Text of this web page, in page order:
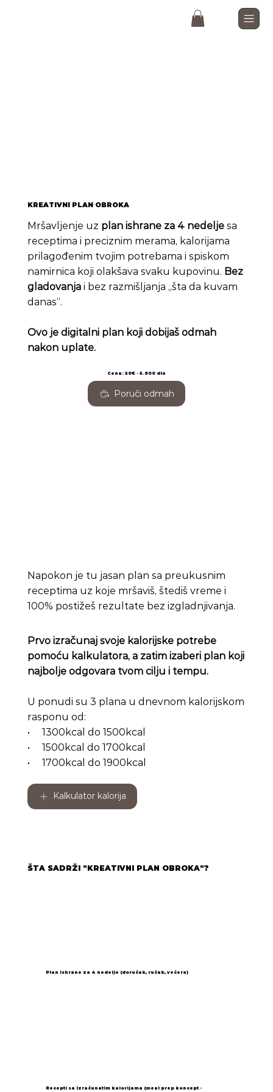
KREATIVNI PLAN OBROKA
Mršavljenje uz plan ishrane za 4 nedeljesa
receptima i preciznim merama, kalorijama
prilagođenim tvojim potrebama i spiskom
namirnica koji olakšava svaku kupovinu. Bez
gladovanjai bez razmišljanja „šta da kuvam
danas“.
Ovo je digitalni plan koji dobijaš odmah
nakon uplate.
Cena: 50€ - 5.900 din
Poruči odmah
Napokon je tu jasan plan sa preukusnim
receptima uz koje mršaviš, štediš vreme i
100% postižeš rezultate bez izgladnjivanja.
Prvo izračunaj svoje kalorijske potrebe
pomoću kalkulatora, a zatim izaberi plan koji
najbolje odgovara tvom cilju i tempu.
U ponudi su 3 plana u dnevnom kalorijskom
rasponu od:
• 1300kcal do 1500kcal
• 1500kcal do 1700kcal
• 1700kcal do 1900kcal
Kalkulator kalorija
ŠTA SADRŽI "KREATIVNI PLAN OBROKA"?
Plan ishrane za 4 nedelje (doručak, ručak, večera)
Recepti sa izračunatim kalorijama (meal prep koncept -